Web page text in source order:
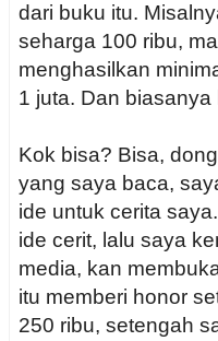
dari buku itu.
seharga 100 ribu,
menghasilkan
1 juta. Dan biasanya
Kok bisa? Bisa,
yang saya baca,
ide untuk cerita
ide cerit, lalu saya
media, kan
itu memberi honor
250 ribu, setengah